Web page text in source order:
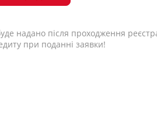
надано після проходження
при поданні заявки!